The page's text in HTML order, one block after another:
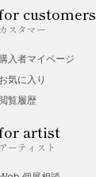
customers
カスタマー
入者マイページ
お気に入り
覧履歴
artist
アーティスト